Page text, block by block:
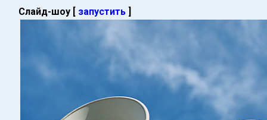
Слайд-шоу [ запустить ]